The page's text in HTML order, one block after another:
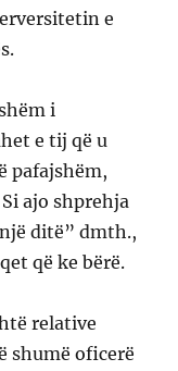
e
i
e tij që u
pafajshëm,
ajo shprehja
ditë” dmth.,
që ke bërë.
relative
shumë oficerë